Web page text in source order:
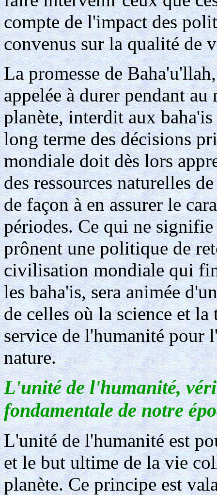
compte de l'impact des
convenus sur la qualité de
La promesse de
appelée à durer pendant
planète, interdit aux
long terme des décisions
mondiale doit dès lors
des ressources naturelles
de façon à en assurer le
périodes. Ce qui ne
prônent une politique de
civilisation mondiale qui
les baha'is, sera animée
de celles où la science et
service de l'humanité pour
nature.
L'unité de l'humanité,
fondamentale de notre
L'unité de l'humanité est
et le but ultime de la vie
planète. Ce principe est